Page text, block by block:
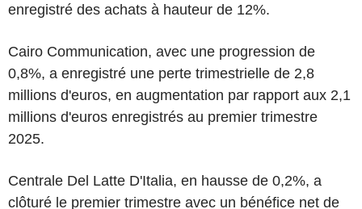
enregistré des achats à hauteur de 12%.
Cairo Communication, avec une progression de
0,8%, a enregistré une perte trimestrielle de 2,8
millions d'euros, en augmentation par rapport aux 2,1
millions d'euros enregistrés au premier trimestre
2025.
Centrale Del Latte D'Italia, en hausse de 0,2%, a
clôturé le premier trimestre avec un bénéfice net de